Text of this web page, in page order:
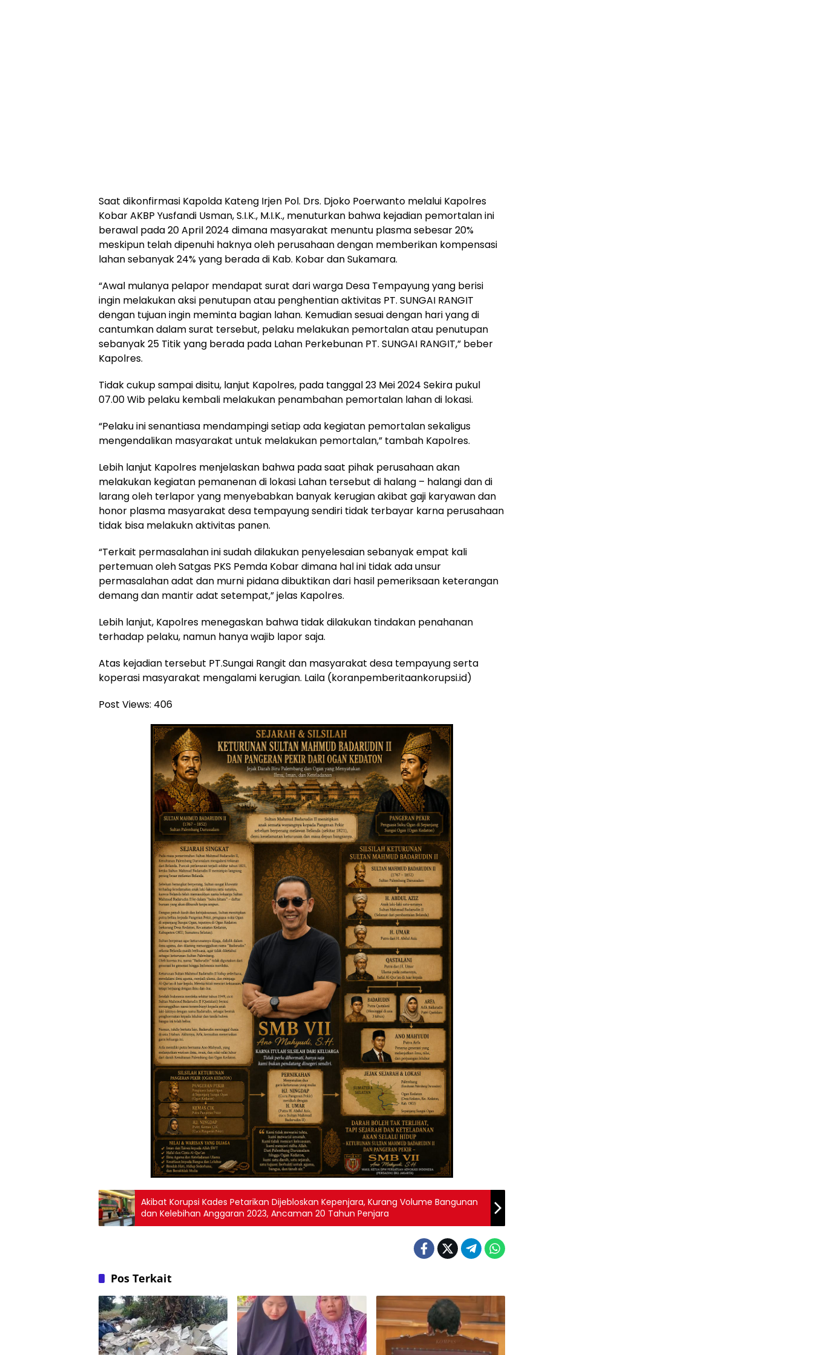
Saat dikonfirmasi Kapolda Kateng Irjen Pol. Drs. Djoko Poerwanto melalui Kapolres
Kobar AKBP Yusfandi Usman, S.I.K., M.I.K., menuturkan bahwa kejadian pemortalan ini
berawal pada 20 April 2024 dimana masyarakat menuntu plasma sebesar 20%
meskipun telah dipenuhi haknya oleh perusahaan dengan memberikan kompensasi
lahan sebanyak 24% yang berada di Kab. Kobar dan Sukamara.
“Awal mulanya pelapor mendapat surat dari warga Desa Tempayung yang berisi
ingin melakukan aksi penutupan atau penghentian aktivitas PT. SUNGAI RANGIT
dengan tujuan ingin meminta bagian lahan. Kemudian sesuai dengan hari yang di
cantumkan dalam surat tersebut, pelaku melakukan pemortalan atau penutupan
sebanyak 25 Titik yang berada pada Lahan Perkebunan PT. SUNGAI RANGIT,” beber
Kapolres.
Tidak cukup sampai disitu, lanjut Kapolres, pada tanggal 23 Mei 2024 Sekira pukul
07.00 Wib pelaku kembali melakukan penambahan pemortalan lahan di lokasi.
“Pelaku ini senantiasa mendampingi setiap ada kegiatan pemortalan sekaligus
mengendalikan masyarakat untuk melakukan pemortalan,” tambah Kapolres.
Lebih lanjut Kapolres menjelaskan bahwa pada saat pihak perusahaan akan
melakukan kegiatan pemanenan di lokasi Lahan tersebut di halang – halangi dan di
larang oleh terlapor yang menyebabkan banyak kerugian akibat gaji karyawan dan
honor plasma masyarakat desa tempayung sendiri tidak terbayar karna perusahaan
tidak bisa melakukn aktivitas panen.
“Terkait permasalahan ini sudah dilakukan penyelesaian sebanyak empat kali
pertemuan oleh Satgas PKS Pemda Kobar dimana hal ini tidak ada unsur
permasalahan adat dan murni pidana dibuktikan dari hasil pemeriksaan keterangan
demang dan mantir adat setempat,” jelas Kapolres.
Lebih lanjut, Kapolres menegaskan bahwa tidak dilakukan tindakan penahanan
terhadap pelaku, namun hanya wajib lapor saja.
Atas kejadian tersebut PT.Sungai Rangit dan masyarakat desa tempayung serta
koperasi masyarakat mengalami kerugian. Laila (koranpemberitaankorupsi.id)
Post Views: 406
Akibat Korupsi Kades Petarikan Dijebloskan Kepenjara, Kurang Volume Bangunan
dan Kelebihan Anggaran 2023, Ancaman 20 Tahun Penjara
Pos Terkait